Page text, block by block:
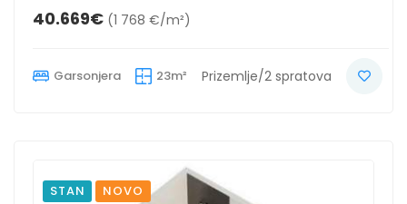
40.669€ (1 768 €/m²)
Garsonjera 23m² Prizemlje/2 spratova
STAN NOVO